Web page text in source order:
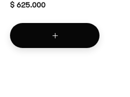
$ 625.000